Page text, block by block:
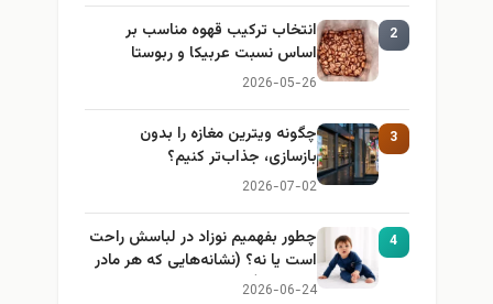
2
انتخاب ترکیب قهوه مناسب بر
اساس نسبت عربیکا و ربوستا
2026-05-26
3
چگونه ویترین مغازه را بدون
بازسازی، جذاب‌تر کنیم؟
2026-07-02
4
چطور بفهمیم نوزاد در لباسش راحت
است یا نه؟ (نشانه‌هایی که هر مادر
باید بداند)
2026-06-24